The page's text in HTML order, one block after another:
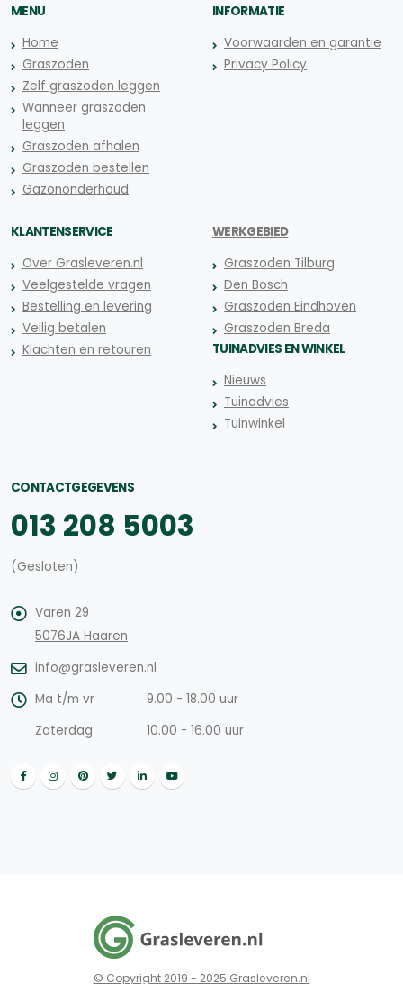
MENU
Home
Graszoden
Zelf graszoden leggen
Wanneer graszoden
leggen
Graszoden afhalen
Graszoden bestellen
Gazononderhoud
INFORMATIE
Voorwaarden en garantie
Privacy Policy
KLANTENSERVICE
Over Grasleveren.nl
Veelgestelde vragen
Bestelling en levering
Veilig betalen
Klachten en retouren
WERKGEBIED
Graszoden Tilburg
Den Bosch
Graszoden Eindhoven
Graszoden Breda
TUINADVIES EN WINKEL
Nieuws
Tuinadvies
Tuinwinkel
CONTACTGEGEVENS
013 208 5003
(Gesloten)
Varen 29
5076JA Haaren
info@grasleveren.nl
Ma t/m vr
9.00 - 18.00 uur
Zaterdag
10.00 - 16.00 uur
© Copyright 2019 - 2025 Grasleveren.nl